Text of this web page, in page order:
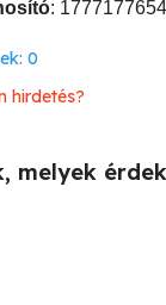
: 1777177654
0
hirdetés?
melyek